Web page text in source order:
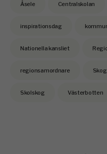
Åsele Centralskolan
inspirationsdag
Nationella kansliet
regionsamordnare Skog
Skolskog Västerbotten